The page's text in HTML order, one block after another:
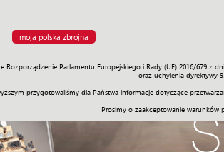
moja polska zbrojna
Rozporządzenie Parlamentu Europejskiego i Rady (UE) 2016/679
oraz uchylenia dyrektywy
przygotowaliśmy dla Państwa informacje dotyczące
Prosimy o zaakceptowanie
Misje Polityka Prawo Świat